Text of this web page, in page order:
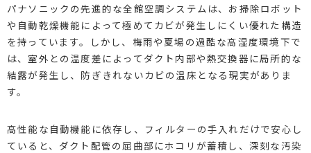
パナソニックの先進的な全館空調システムは、お掃除ロボット
や自動乾燥機能によって極めてカビが発生しにくい優れた構造
を持っています。しかし、梅雨や夏場の過酷な高湿度環境下で
は、室外との温度差によってダクト内部や熱交換器に局所的な
結露が発生し、防ぎきれないカビの温床となる現実がありま
す。
高性能な自動機能に依存し、フィルターの手入れだけで安心し
ていると、ダクト配管の屈曲部にホコリが蓄積し、深刻な汚染